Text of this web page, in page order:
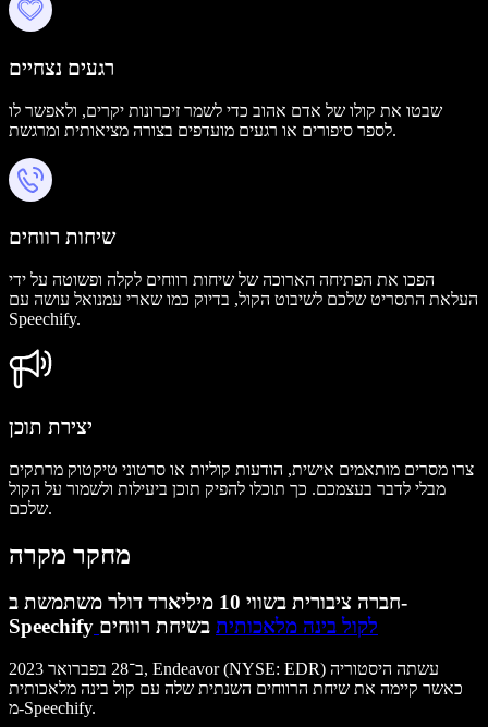
רגעים נצחיים
שבטו את קולו של אדם אהוב כדי לשמר זיכרונות יקרים, ולאפשר לו
לספר סיפורים או רגעים מועדפים בצורה מציאותית ומרגשת.
שיחות רווחים
הפכו את הפתיחה הארוכה של שיחות רווחים לקלה ופשוטה על ידי
העלאת התסריט שלכם לשיבוט הקול, בדיוק כמו שארי עמנואל עושה עם
Speechify.
יצירת תוכן
צרו מסרים מותאמים אישית, הודעות קוליות או סרטוני טיקטוק מרתקים
מבלי לדבר בעצמכם. כך תוכלו להפיק תוכן ביעילות ולשמור על הקול
שלכם.
מחקר מקרה
חברה ציבורית בשווי 10 מיליארד דולר משתמשת ב-
Speechify
לקול בינה מלאכותית בשיחת רווחים
ב־28 בפברואר 2023, Endeavor (NYSE: EDR) עשתה היסטוריה
כאשר קיימה את שיחת הרווחים השנתית שלה עם קול בינה מלאכותית
מ-Speechify.